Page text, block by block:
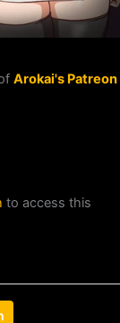
Arokai's Patreon
to access this